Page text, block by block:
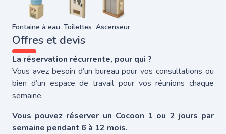
Fontaine à eau Toilettes Ascenseur
Offres et devis
La réservation récurrente, pour qui ?
Vous avez besoin d’un bureau pour vos consultations ou
bien d’un espace de travail pour vos réunions chaque
semaine.
Vous pouvez réserver un Cocoon 1 ou 2 jours par
semaine pendant 6 à 12 mois.